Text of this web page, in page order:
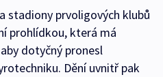
stadiony prvoligových klubů
prohlídkou, která má
dotyčný pronesl
Dění uvnitř pak